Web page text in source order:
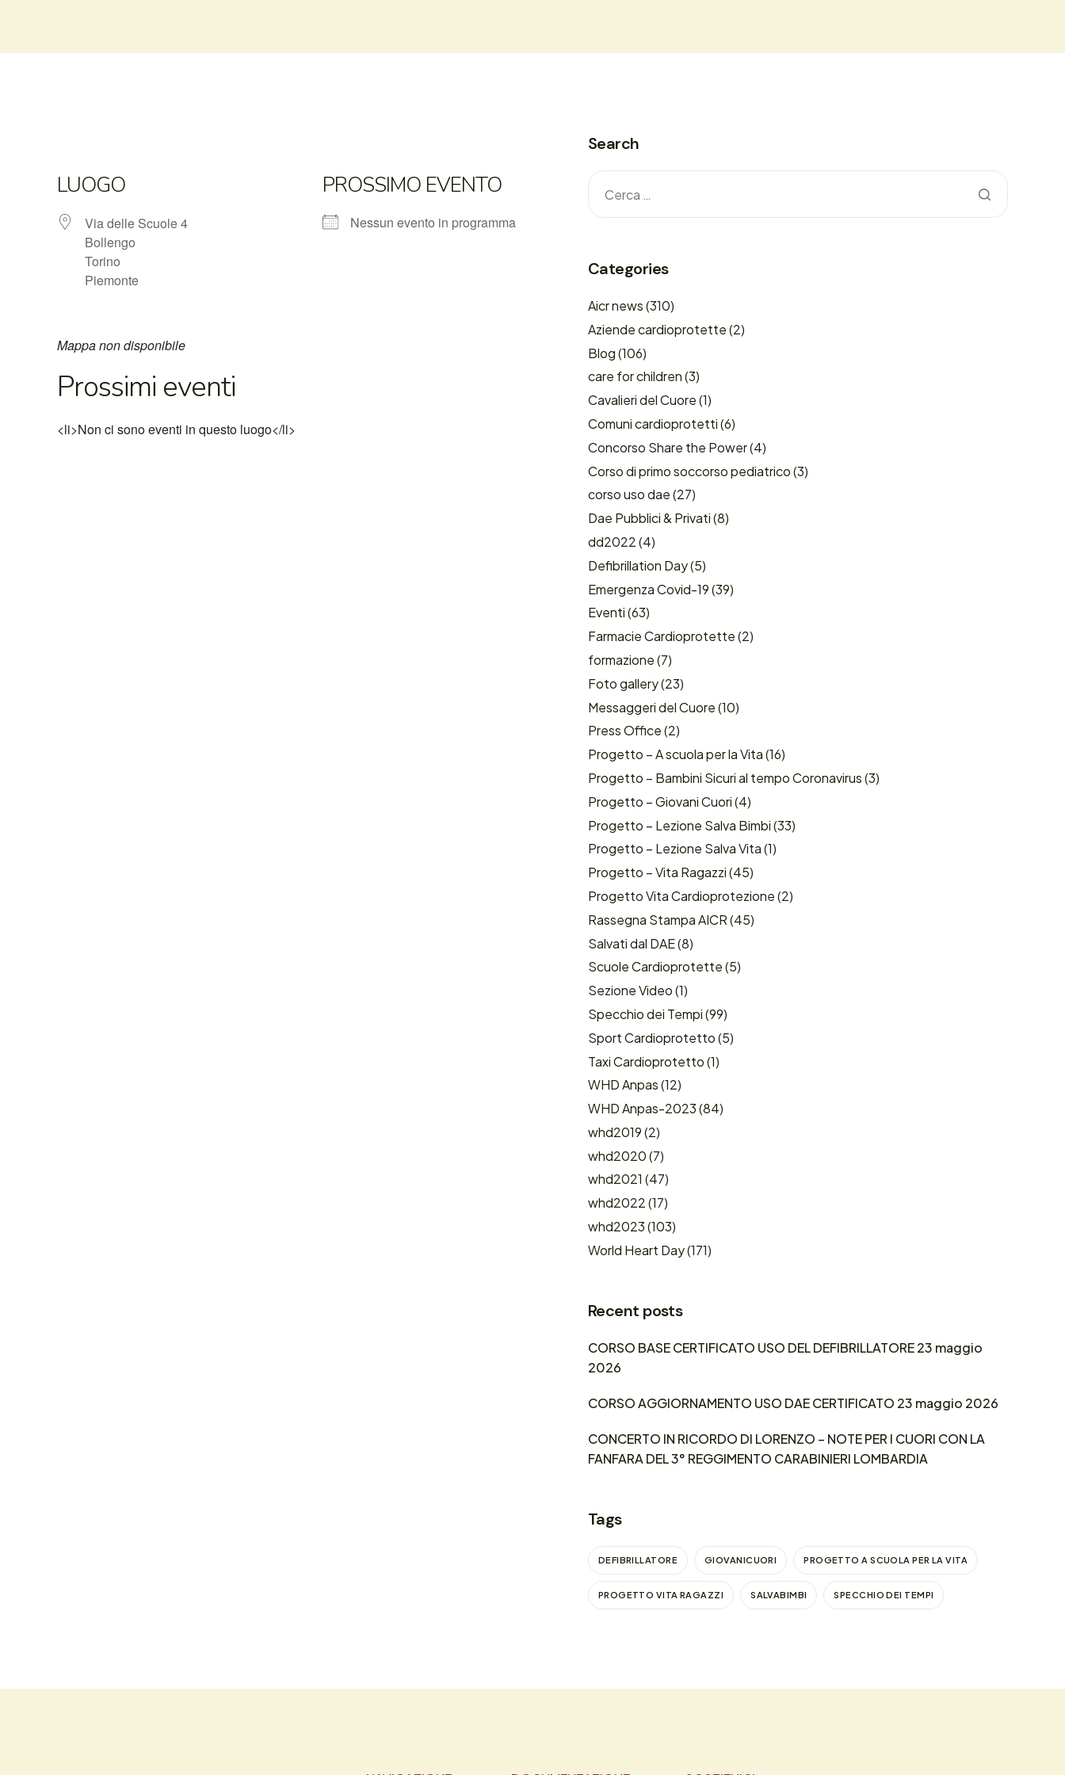
LUOGO
Via delle Scuole 4
Bollengo
Torino
Piemonte
PROSSIMO EVENTO
Nessun evento in programma
Mappa non disponibile
Prossimi eventi
<li>Non ci sono eventi in questo luogo</li>
Search
Categories
Aicr news(310)
Aziende cardioprotette(2)
Blog(106)
care for children(3)
Cavalieri del Cuore(1)
Comuni cardioprotetti(6)
Concorso Share the Power(4)
Corso di primo soccorso pediatrico(3)
corso uso dae(27)
Dae Pubblici & Privati(8)
dd2022(4)
Defibrillation Day(5)
Emergenza Covid-19(39)
Eventi(63)
Farmacie Cardioprotette(2)
formazione(7)
Foto gallery(23)
Messaggeri del Cuore(10)
Press Office(2)
Progetto – A scuola per la Vita(16)
Progetto – Bambini Sicuri al tempo Coronavirus(3)
Progetto – Giovani Cuori(4)
Progetto – Lezione Salva Bimbi(33)
Progetto – Lezione Salva Vita(1)
Progetto – Vita Ragazzi(45)
Progetto Vita Cardioprotezione(2)
Rassegna Stampa AICR(45)
Salvati dal DAE(8)
Scuole Cardioprotette(5)
Sezione Video(1)
Specchio dei Tempi(99)
Sport Cardioprotetto(5)
Taxi Cardioprotetto(1)
WHD Anpas(12)
WHD Anpas-2023(84)
whd2019(2)
whd2020(7)
whd2021 (47)
whd2022(17)
whd2023(103)
World Heart Day(171)
Recent posts
CORSO BASE CERTIFICATO USO DEL DEFIBRILLATORE 23 maggio
2026
CORSO AGGIORNAMENTO USO DAE CERTIFICATO 23 maggio 2026
CONCERTO IN RICORDO DI LORENZO – NOTE PER I CUORI CON LA
FANFARA DEL 3° REGGIMENTO CARABINIERI LOMBARDIA
Tags
DEFIBRILLATORE GIOVANICUORI PROGETTO A SCUOLA PER LA VITA
PROGETTO VITA RAGAZZI SALVABIMBI SPECCHIO DEI TEMPI